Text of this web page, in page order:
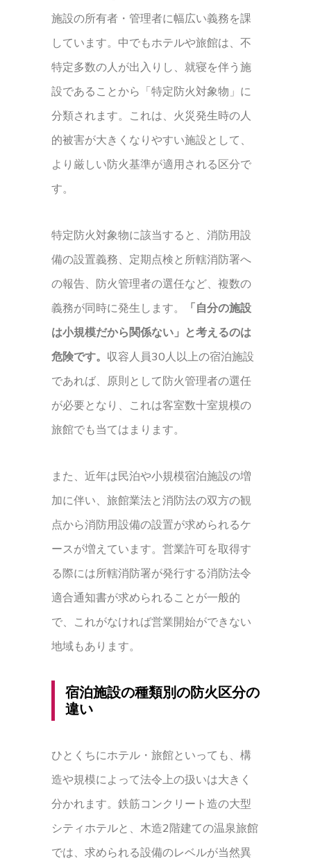
施設の所有者・管理者に幅広い義務を課
しています。中でもホテルや旅館は、不
特定多数の人が出入りし、就寝を伴う施
設であることから「特定防火対象物」に
分類されます。これは、火災発生時の人
的被害が大きくなりやすい施設として、
より厳しい防火基準が適用される区分で
す。
特定防火対象物に該当すると、消防用設
備の設置義務、定期点検と所轄消防署へ
の報告、防火管理者の選任など、複数の
義務が同時に発生します。
「自分の施設
は小規模だから関係ない」と考えるのは
危険です。 収容人員30人以上の宿泊施設
であれば、原則として防火管理者の選任
が必要となり、これは客室数十室規模の
旅館でも当てはまります。
また、近年は民泊や小規模宿泊施設の増
加に伴い、旅館業法と消防法の双方の観
点から消防用設備の設置が求められるケ
ースが増えています。営業許可を取得す
る際には所轄消防署が発行する消防法令
適合通知書が求められることが一般的
で、これがなければ営業開始ができない
地域もあります。
宿泊施設の種類別の防火区分の
違い
ひとくちにホテル・旅館といっても、構
造や規模によって法令上の扱いは大きく
分かれます。鉄筋コンクリート造の大型
シティホテルと、木造2階建ての温泉旅館
では、求められる設備のレベルが当然異